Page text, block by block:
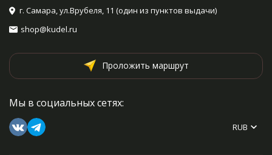
г. Самара, ул.Врубеля, 11 (один из пунктов выдачи)
shop@kudel.ru
Проложить маршрут
Мы в социальных сетях:
RUB